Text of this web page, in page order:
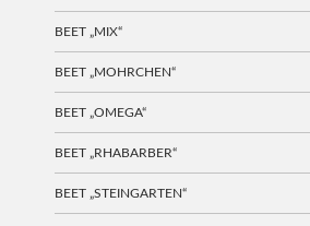
BEET „MIX“
BEET „MOHRCHEN“
BEET „OMEGA“
BEET „RHABARBER“
BEET „STEINGARTEN“